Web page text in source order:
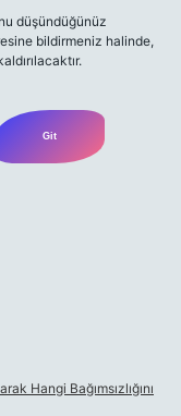
düşündüğünüz
bildirmeniz halinde,
Hangi Bağımsızlığını